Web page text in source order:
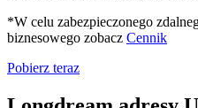
*W celu zabezpieczonego
biznesowego zobacz Cennik
Pobierz teraz